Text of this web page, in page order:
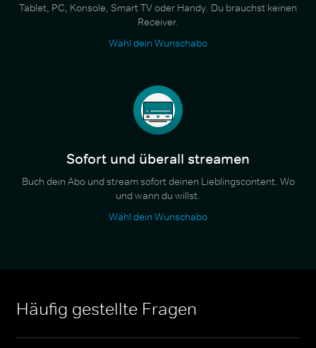
Tablet, PC, Konsole, Smart TV oder Handy. Du brauchst keinen
Receiver.
Wähl dein Wunschabo
Sofort und überall streamen
Buch dein Abo und stream sofort deinen Lieblingscontent. Wo
und wann du willst.
Wähl dein Wunschabo
Häufig gestellte Fragen